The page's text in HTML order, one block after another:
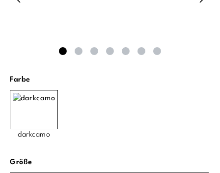
Farbeauswählen
darkcamo
Größeauswählen